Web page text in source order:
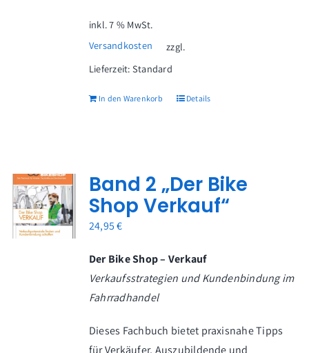
inkl. 7 % MwSt.
zzgl.
Versandkosten
Lieferzeit: Standard
In den Warenkorb Details
Band 2 „Der Bike
Shop Verkauf“
24,95€
Der Bike Shop – Verkauf
Verkaufsstrategien und Kundenbindung im
Fahrradhandel
Dieses Fachbuch bietet praxisnahe Tipps
für Verkäufer, Auszubildende und